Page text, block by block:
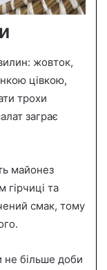
жовток,
цівкою,
трохи
заграє
майонез
гірчиці та
смак, тому
не більше доби